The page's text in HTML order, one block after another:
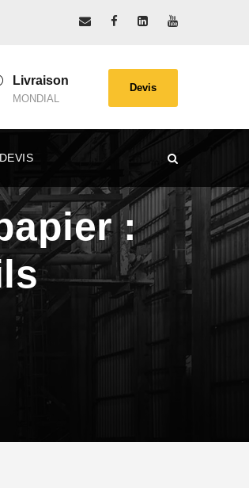
Livraison
MONDIAL
Devis
DEVIS
: